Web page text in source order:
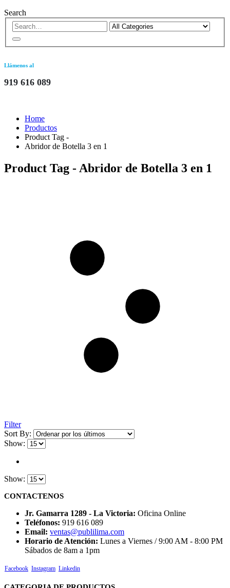
Search
Llámenos al
919 616 089
Home
Productos
Product Tag -
Abridor de Botella 3 en 1
Product Tag - Abridor de Botella 3 en 1
Filter
Sort By:
Show:
Show:
CONTACTENOS
Jr. Gamarra 1289 - La Victoria: Oficina Online
Teléfonos: 919 616 089
Email: ventas@publilima.com
Horario de Atención: Lunes a Viernes / 9:00 AM - 8:00 PM
Sábados de 8am a 1pm
Facebook Instagram Linkedin